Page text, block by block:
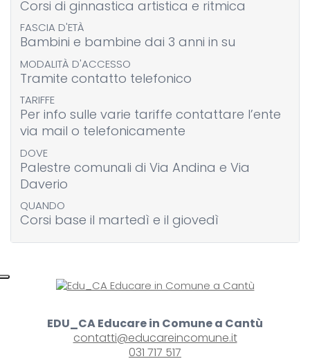
Corsi di ginnastica artistica e ritmica
FASCIA D'ETÀ
Bambini e bambine dai 3 anni in su
MODALITÀ D'ACCESSO
Tramite contatto telefonico
TARIFFE
Per info sulle varie tariffe contattare l’ente
via mail o telefonicamente
DOVE
Palestre comunali di Via Andina e Via
Daverio
QUANDO
Corsi base il martedì e il giovedì
EDU_CA Educare in Comune a Cantù
contatti@educareincomune.it
031 717 517